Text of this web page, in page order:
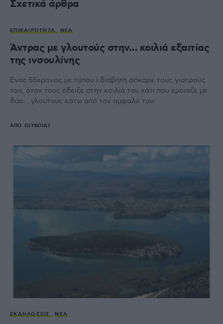
Σχετικά άρθρα
ΕΠΙΚΑΙΡΌΤΗΤΑ ΝΈΑ
Άντρας με γλουτούς στην… κοιλιά εξαιτίας
της ινσουλίνης
Ένας 55χρονος με τύπου Ι διαβήτη σόκαρε τους γιατρούς
του, όταν τους έδειξε στην κοιλιά του κάτι που έμοιαζε με
δύο... γλουτούς κάτω από τον ομφαλό του.
ΑΠΌ GLYKOULI
ΕΚΔΗΛΏΣΕΙΣ ΝΈΑ